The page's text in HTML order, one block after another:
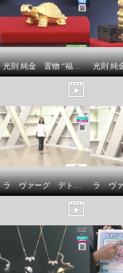
菰田総料理長 ふわふわ海老チリ
ソース ＜１０袋セット＞
¥0
光則 純金 置物 “福亀” ＜３ｇ＞
ラ ヴァーグ デトワール 袖口ターンバック ソフトコットン混天竺 メッセージプリント リラックスＴシャツ